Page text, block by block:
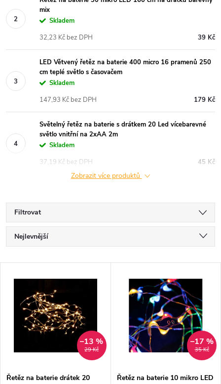
mix
Skladem
39 Kč
32,23 Kč bez DPH
LED Větvený řetěz na baterie 400 micro 16 pramenů 250
cm teplé světlo s časovačem
Skladem
179 Kč
147,93 Kč bez DPH
Světelný řetěz na baterie s drátkem 20 Led vícebarevné
světlo vnitřní na 2xAA 2m
Skladem
45 Kč
37,19 Kč bez DPH
Zobrazit více produktů
Filtrovat
Ř
a
z
Nejlevnější
Abecedně
V
s
29 Kč
–13 %
Řetěz na baterie drátek 20
35 Kč
–17 %
Řetěz na baterie 10 mikro LED